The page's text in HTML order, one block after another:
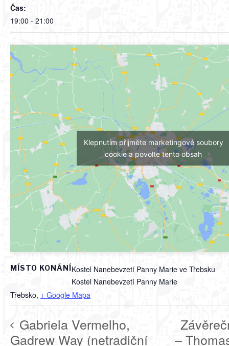
Čas:
19:00 - 21:00
MÍSTO KONÁNÍKostel Nanebevzetí Panny Marie ve Třebsku
Kostel Nanebevzetí Panny Marie
Třebsko, + Google Mapa
Klepnutím přijměte marketingové soubory
cookie a povolte tento obsah
Gabriela Vermelho,
Gadrew Way (netradiční
–